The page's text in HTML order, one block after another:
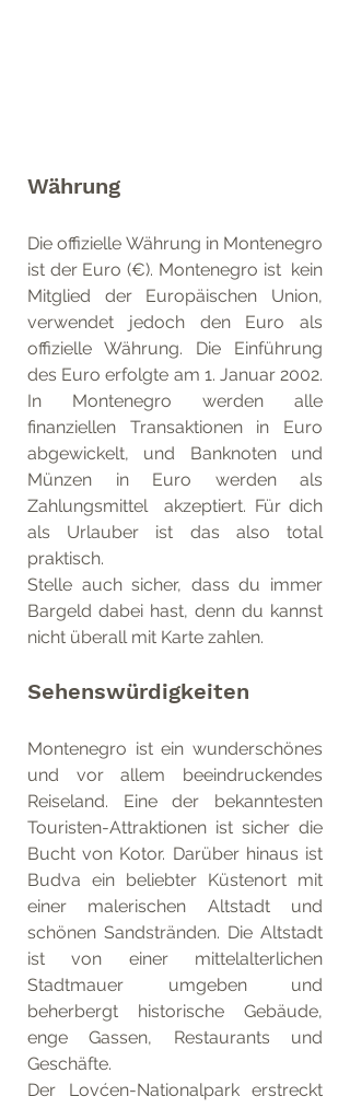
Währung
Die offizielle Währung in Montenegro
ist der Euro (€). Montenegro ist  kein
Mitglied der Europäischen Union,
verwendet jedoch den Euro als
offizielle Währung. Die Einführung
des Euro erfolgte am 1. Januar 2002.
In Montenegro werden alle
finanziellen Transaktionen in Euro
abgewickelt, und Banknoten und
Münzen in Euro werden als
Zahlungsmittel  akzeptiert. Für dich
als Urlauber ist das also total
praktisch.
Stelle auch sicher, dass du immer
Bargeld dabei hast, denn du kannst
nicht überall mit Karte zahlen.
Sehenswürdigkeiten
Montenegro ist ein wunderschönes
und vor allem beeindruckendes
Reiseland. Eine der bekanntesten
Touristen-Attraktionen ist sicher die
Bucht von Kotor. Darüber hinaus ist
Budva ein beliebter Küstenort mit
einer malerischen Altstadt und
schönen Sandstränden. Die Altstadt
ist von einer mittelalterlichen
Stadtmauer umgeben und
beherbergt historische Gebäude,
enge Gassen, Restaurants und
Geschäfte.
Der Lovćen-Nationalpark erstreckt